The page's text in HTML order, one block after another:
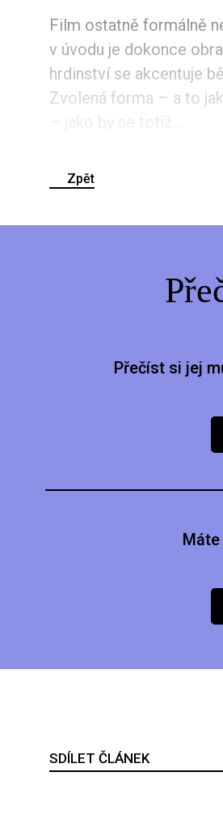
Film ostatně formálně
v úvodu je dokonce
hrdinství se akcentuje
Zvolená forma – a to
– jako by se totiž...
Zpět
Přečíst si jej
SDÍLET ČLÁNEK